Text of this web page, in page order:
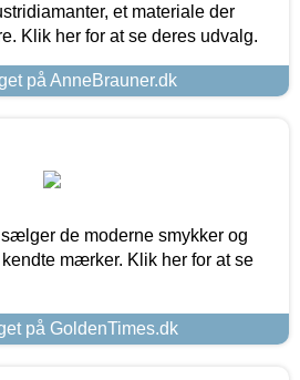
et materiale der
Klik her for at se deres udvalg.
på AnneBrauner.dk
de moderne smykker og
mærker. Klik her for at se
på GoldenTimes.dk